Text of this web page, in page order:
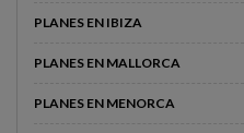
PLANES EN IBIZA
PLANES EN MALLORCA
PLANES EN MENORCA